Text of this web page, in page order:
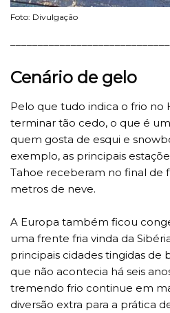
Foto: Divulgação
Cenário de gelo
Pelo que tudo indica o frio no
terminar tão cedo, o que é
quem gosta de esqui e
exemplo, as principais
Tahoe receberam no final de
metros de neve.
A Europa também ficou
uma frente fria vinda da
principais cidades tingidas de
que não acontecia há seis
tremendo frio continue em
diversão extra para a prática